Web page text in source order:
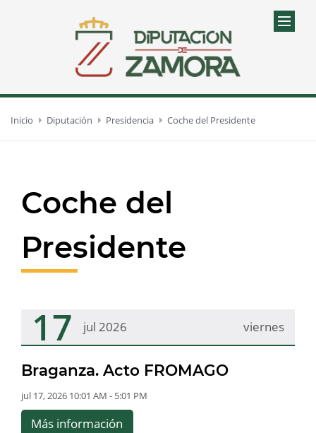
Inicio Diputación Presidencia Coche del Presidente
Coche del
Presidente
viernes
17 jul 2026
Braganza. Acto FROMAGO
jul 17, 2026 10:01 AM - 5:01 PM
Más información